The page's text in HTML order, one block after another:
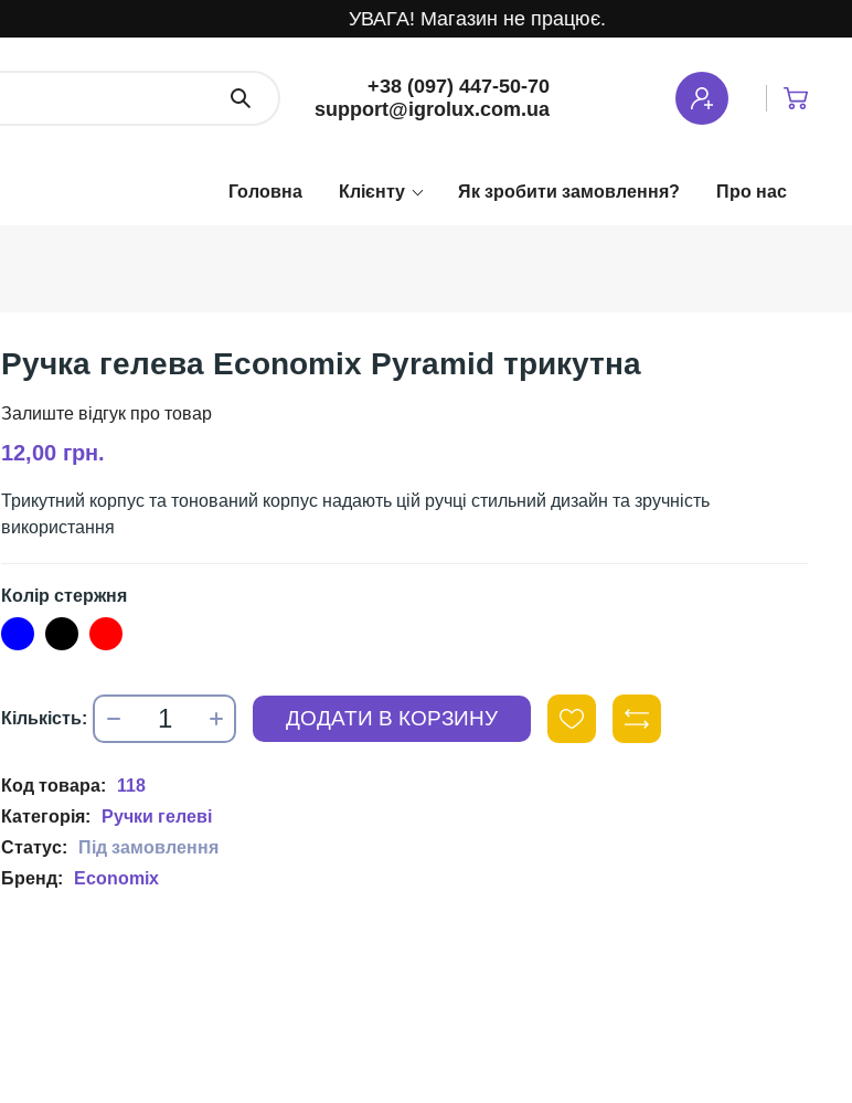
УВАГА! Магазин не працює.
+38 (097) 447-50-70
support@igrolux.com.ua
Клієнту Як зробити замовлення? Про нас
Ручка гелева Economix Pyramid трикутна
12,00 грн.
Трикутний корпус та тонований корпус надають цій ручці стильний дизайн та зручність
використання
Колір стержня
118
Ручки гелеві
Economix